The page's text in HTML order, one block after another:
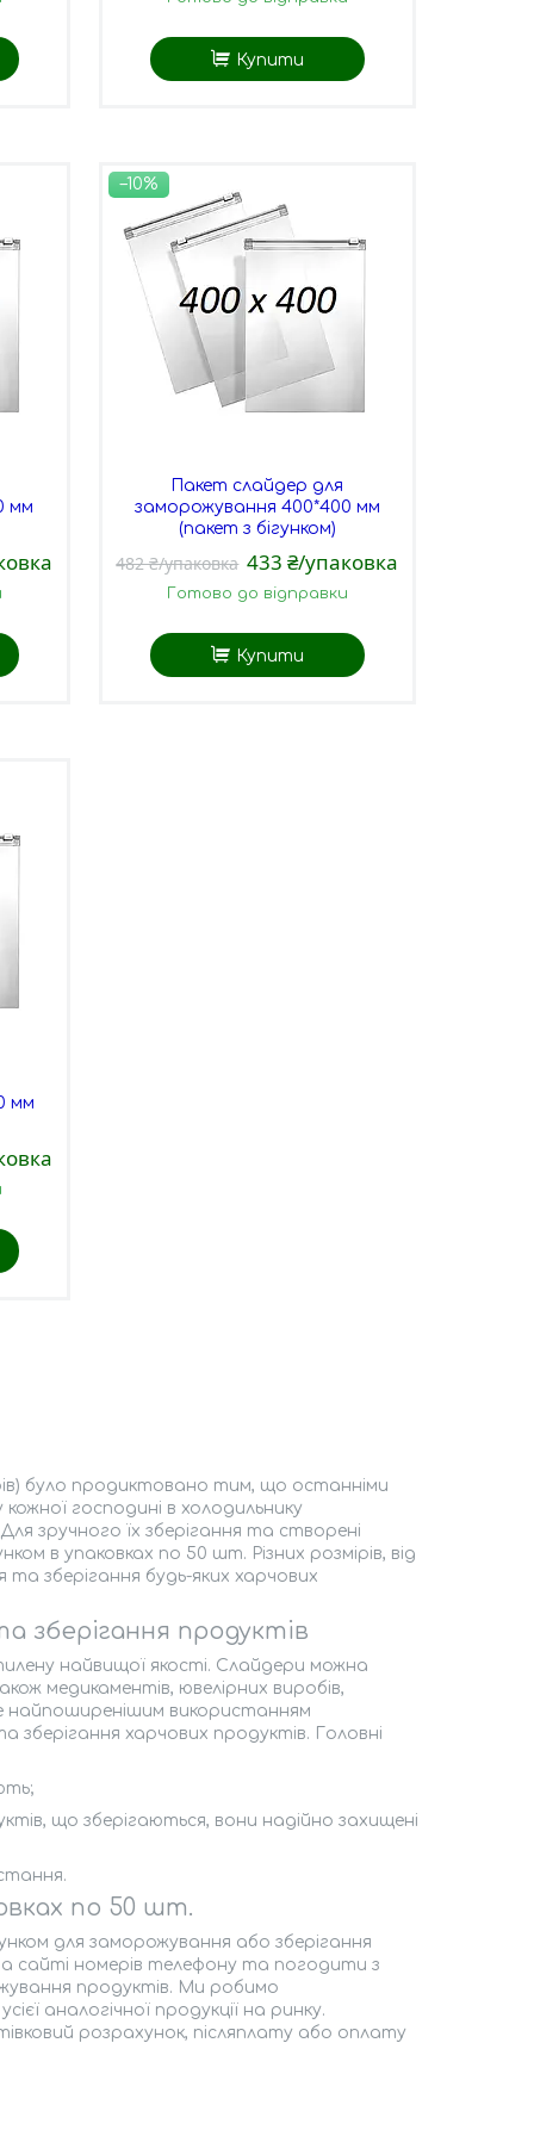
Купити
мм
–10%
Пакет слайдер для
заморожування 400*400 мм
(пакет з бігунком)
482 ₴/упаковка 433 ₴/упаковка
Готово до відправки
Купити
мм
було продиктовано тим, що останніми
господині в холодильнику
зручного їх зберігання та створені
в упаковках по 50 шт. Різних розмірів, від
зберігання будь-яких харчових
зберігання продуктів
найвищої якості. Слайдери можна
медикаментів, ювелірних виробів,
найпоширенішим використанням
зберігання харчових продуктів. Головні
що зберігаються, вони надійно захищені
по 50 шт.
для заморожування або зберігання
сайті номерів телефону та погодити з
продуктів. Ми робимо
аналогічної продукції на ринку.
розрахунок, післяплату або оплату